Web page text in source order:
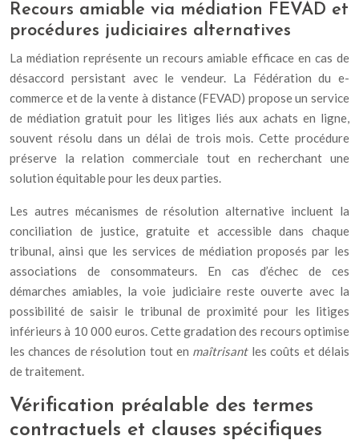
Recours amiable via médiation FEVAD et
procédures judiciaires alternatives
La médiation représente un recours amiable efficace en cas de
désaccord persistant avec le vendeur. La Fédération du e-
commerce et de la vente à distance (FEVAD) propose un service
de médiation gratuit pour les litiges liés aux achats en ligne,
souvent résolu dans un délai de trois mois. Cette procédure
préserve la relation commerciale tout en recherchant une
solution équitable pour les deux parties.
Les autres mécanismes de résolution alternative incluent la
conciliation de justice, gratuite et accessible dans chaque
tribunal, ainsi que les services de médiation proposés par les
associations de consommateurs. En cas d’échec de ces
démarches amiables, la voie judiciaire reste ouverte avec la
possibilité de saisir le tribunal de proximité pour les litiges
inférieurs à 10 000 euros. Cette gradation des recours optimise
les chances de résolution tout en maîtrisantles coûts et délais
de traitement.
Vérification préalable des termes
contractuels et clauses spécifiques